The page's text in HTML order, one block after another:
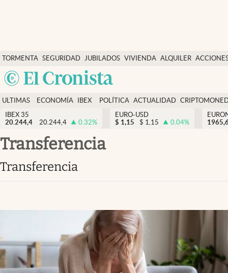
TORMENTA SEGURIDAD
SOCIAL
JUBILADOS VIVIENDA ALQUILER
USA
Economía y finanzas
Política
Actualidad
Criptomonedas
España
ULTIMAS
NOTICIAS
ECONOMÍA
FINANZAS
IBEX
EURO
POLÍTICA ACTUALIDAD
IBEX 35
20.244,4
20.244,4 0.32%
EURO-USD
$ 1,15 $ 1,15 0.04%
transferencia
transferencia